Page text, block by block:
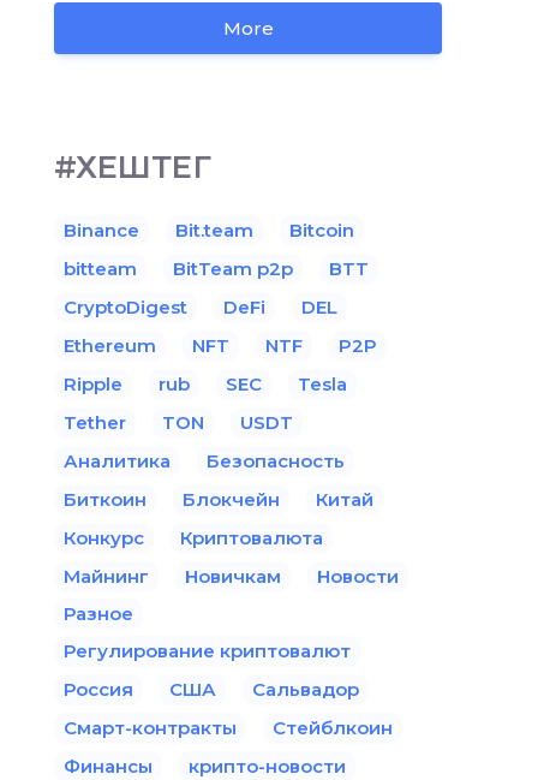
More
#ХЕШТЕГ
Binance Bit.team
Bitcoin
bitteam
BitTeam p2p
BTT
CryptoDigest
DeFi
DEL
Ethereum
NFT NTF
P2P
Ripple
rub SEC
Tesla
Tether
TON
USDT
Аналитика
Безопасность
Биткоин
Блокчейн
Китай
Конкурс
Криптовалюта
Майнинг
Новичкам
Новости
Разное
Регулирование криптовалют
Россия
США
Сальвадор
Смарт-контракты
Стейблкоин
Финансы
крипто-новости